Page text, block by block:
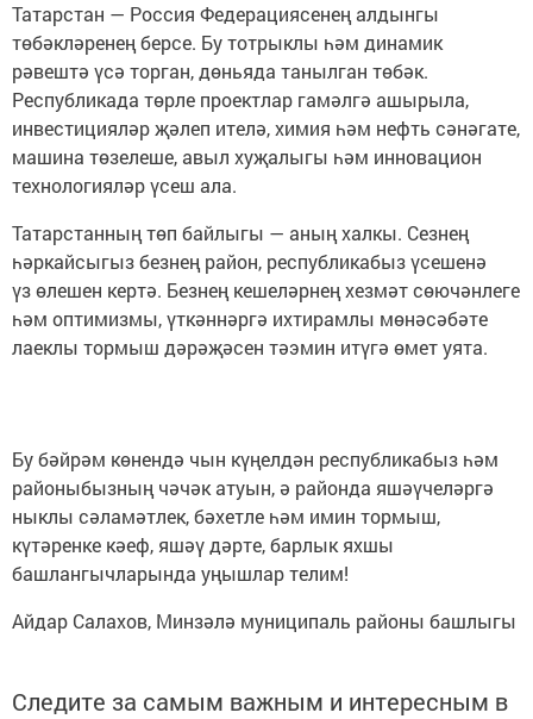
Татарстан — Россия Федерациясенең алдынгы
төбәкләренең берсе. Бу тотрыклы һәм динамик
рәвештә үсә торган, дөньяда танылган төбәк.
Республикада төрле проектлар гамәлгә ашырыла,
инвестицияләр җәлеп ителә, химия һәм нефть сәнәгате,
машина төзелеше, авыл хуҗалыгы һәм инновацион
технологияләр үсеш ала.
Татарстанның төп байлыгы — аның халкы. Сезнең
һәркайсыгыз безнең район, республикабыз үсешенә
үз өлешен кертә. Безнең кешеләрнең хезмәт сөючәнлеге
һәм оптимизмы, үткәннәргә ихтирамлы мөнәсәбәте
лаеклы тормыш дәрәҗәсен тәэмин итүгә өмет уята.
Бу бәйрәм көнендә чын күңелдән республикабыз һәм
районыбызның чәчәк атуын, ә районда яшәүчеләргә
ныклы сәламәтлек, бәхетле һәм имин тормыш,
күтәренке кәеф, яшәү дәрте, барлык яхшы
башлангычларында уңышлар телим!
Айдар Салахов, Минзәлә муниципаль районы башлыгы
Следите за самым важным и интересным в